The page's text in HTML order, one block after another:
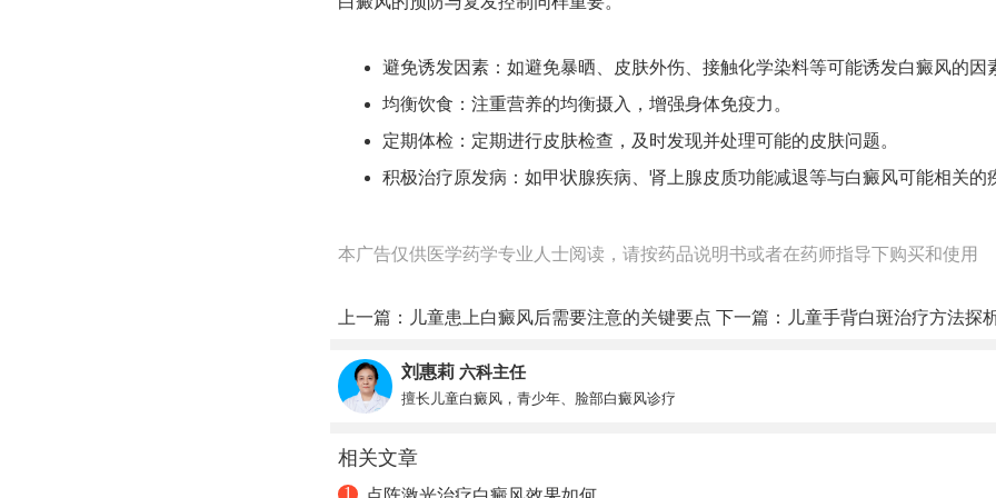
避免诱发因素：如避免暴晒、皮肤外伤、接触化学染料等可能诱发白癜风的因
均衡饮食：注重营养的均衡摄入，增强身体免疫力。
定期体检：定期进行皮肤检查，及时发现并处理可能的皮肤问题。
积极治疗原发病：如甲状腺疾病、肾上腺皮质功能减退等与白癜风可能相关的
本广告仅供医学药学专业人士阅读，请按药品说明书或者在药师指导下购买和使用
上一篇： 儿童患上白癜风后需要注意的关键要点 下一篇： 儿童手背白斑治疗方法探
刘惠莉 六科主任
擅长儿童白癜风，青少年、脸部白癜风诊疗
相关文章
1